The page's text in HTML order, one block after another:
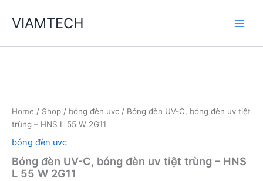
VIAMTECH
Home / Shop / bóng đèn uvc / Bóng đèn UV-C, bóng đèn uv tiệt
trùng – HNS L 55 W 2G11
bóng đèn uvc
Bóng đèn UV-C, bóng đèn uv tiệt trùng – HNS
L 55 W 2G11